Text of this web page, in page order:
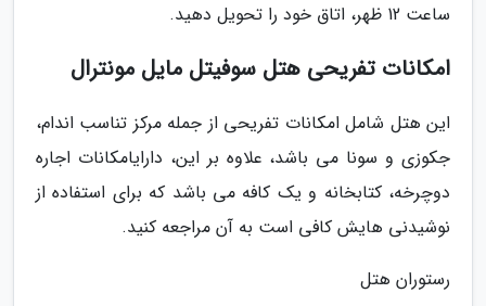
ساعت 12 ظهر، اتاق خود را تحویل دهید.
امکانات تفریحی هتل سوفیتل مایل مونترال
این هتل شامل امکانات تفریحی از جمله مرکز تناسب اندام،
جکوزی و سونا می باشد، علاوه بر این، دارایامکانات اجاره
دوچرخه، کتابخانه و یک کافه می باشد که برای استفاده از
نوشیدنی هایش کافی است به آن مراجعه کنید.
رستوران هتل